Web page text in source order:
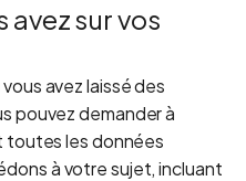
avez sur vos
avez laissé des
pouvez demander à
toutes les données
à votre sujet, incluant